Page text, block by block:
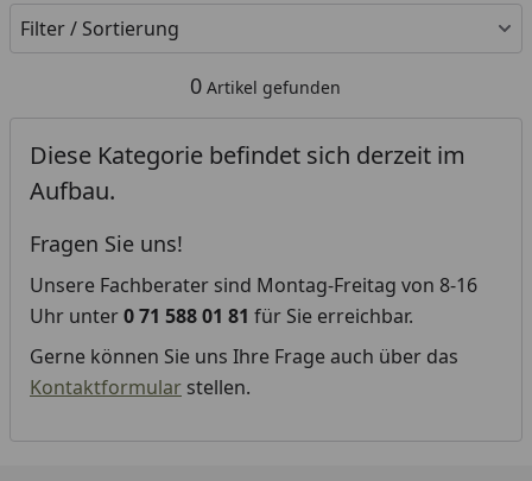
Filter / Sortierung
0 Artikel gefunden
Diese Kategorie befindet sich derzeit im
Aufbau.
Fragen Sie uns!
Unsere Fachberater sind Montag-Freitag von 8-16
Uhr unter0 71 588 01 81 für Sie erreichbar.
Gerne können Sie uns Ihre Frage auch über das
Kontaktformular stellen.